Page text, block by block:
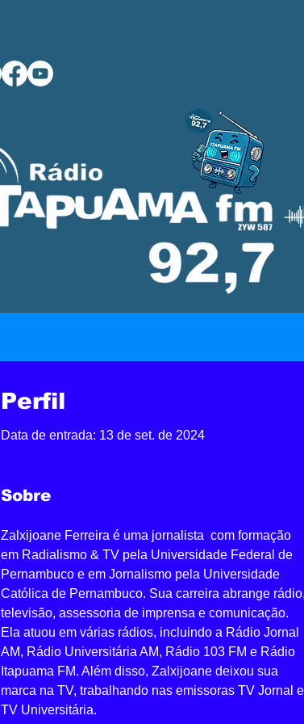
Perfil
Data de entrada: 13 de set. de 2024
Sobre
Zalxijoane Ferreira é uma jornalista  com formação
em Radialismo & TV pela Universidade Federal de
Pernambuco e em Jornalismo pela Universidade
Católica de Pernambuco. Sua carreira abrange rádio,
televisão, assessoria de imprensa e comunicação.
Ela atuou em várias rádios, incluindo a Rádio Jornal
AM, Rádio Universitária AM, Rádio 103 FM e Rádio
Itapuama FM. Além disso, Zalxijoane deixou sua
marca na TV, trabalhando nas emissoras TV Jornal e
TV Universitária.